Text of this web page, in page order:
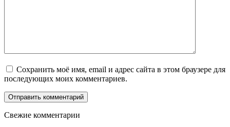
Сохранить моё имя, email и адрес сайта в этом браузере для
последующих моих комментариев.
Свежие комментарии